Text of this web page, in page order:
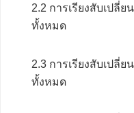
2.2 การเรียงสับเปลี่
ทั้งหมด
2.3 การเรียงสับเปลี่
ทั้งหมด